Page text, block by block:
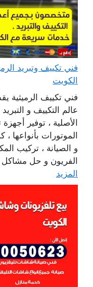
الكويت
فني تكييف
عالم التكييف و
الأصلية ، توفير
الموتورات
و الصيانة ، تركيب
الفريون و حل مشاكل
المزيد